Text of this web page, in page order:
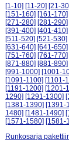
[1-10] [11-20] [21-
[151-160] [161-170]
[271-280] [281-290]
[391-400] [401-410]
[511-520] [521-530]
[631-640] [641-650]
[751-760] [761-770]
[871-880] [881-890]
[991-1000] [1001-
[1091-1100] [1101-
[1191-1200] [1201-
1290] [1291-1300]
[1381-1390] [1391-
1480] [1481-1490]
[1571-1580] [1581-
Runkosarja